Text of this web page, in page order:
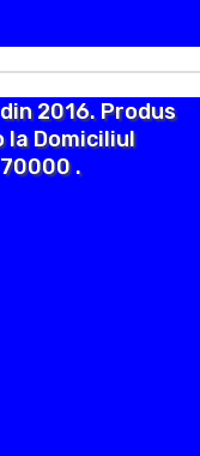
din 2016. Produs
la Domiciliul
.